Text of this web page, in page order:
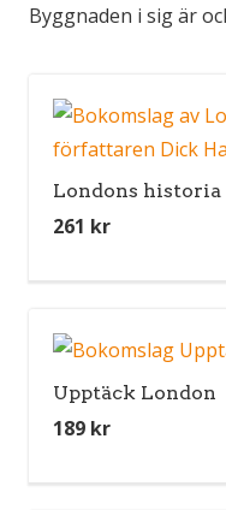
Byggnaden i sig är
Londons historia
261 kr
Upptäck London
189 kr